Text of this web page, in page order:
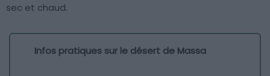
sec et chaud.
Infos pratiques sur le désert de Massa